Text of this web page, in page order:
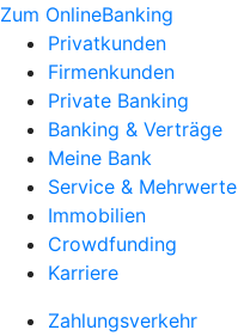
Zum OnlineBanking
Privatkunden
Firmenkunden
Private Banking
Banking & Verträge
Meine Bank
Service & Mehrwerte
Immobilien
Crowdfunding
Karriere
Zahlungsverkehr